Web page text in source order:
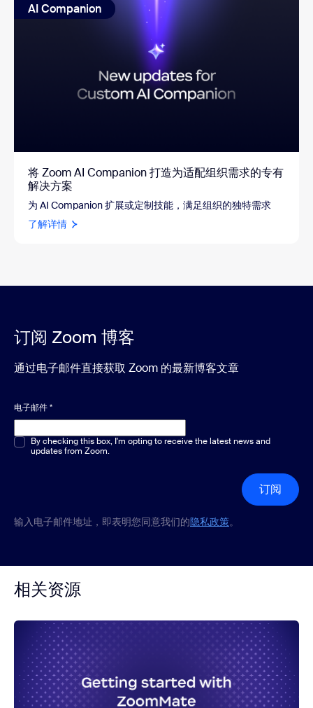
AI Companion
将 Zoom AI Companion 打造为适配组织需求的专有
解决方案
为 AI Companion 扩展或定制技能，满足组织的独特需求
了解详情
订阅 Zoom 博客
通过电子邮件直接获取 Zoom 的最新博客文章
电子邮件*
多选或单选*
By checking this box, I'm opting to receive the latest news and
updates from Zoom.
订阅
输入电子邮件地址，即表明您同意我们的隐私政策。
相关资源